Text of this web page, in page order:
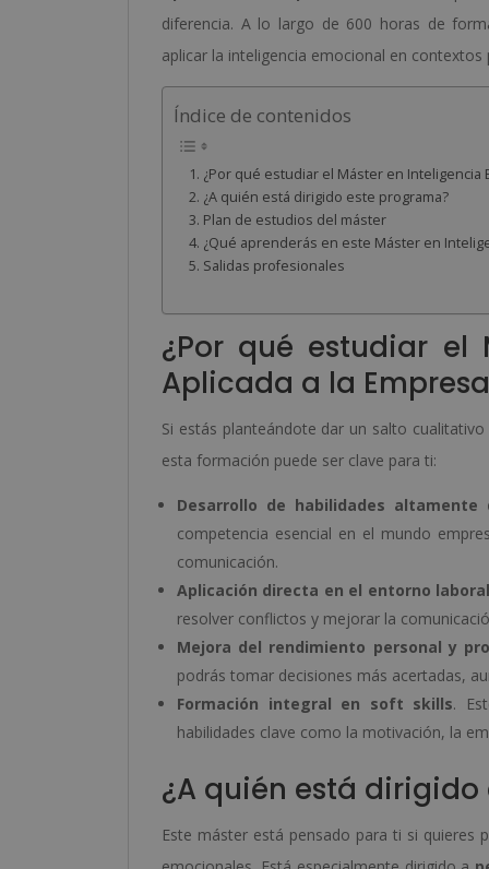
diferencia. A lo largo de 600 horas de
aplicar la inteligencia emocional en contextos
Índice de contenidos
¿Por qué estudiar el Máster en Inteligencia
¿A quién está dirigido este programa?
Plan de estudios del máster
¿Qué aprenderás en este Máster en
Salidas profesionales
¿Por qué estudiar el
Aplicada a la
Si estás planteándote dar un salto
esta formación puede ser clave para ti:
Desarrollo de habilidades altamente
competencia esencial en el mundo
comunicación.
Aplicación directa en el entorno laboral
resolver conflictos y mejorar la
Mejora del rendimiento personal y
podrás tomar decisiones más acertadas,
Formación integral en soft skills.
habilidades clave como la motivación, la
¿A quién está
Este máster está pensado para ti si quieres